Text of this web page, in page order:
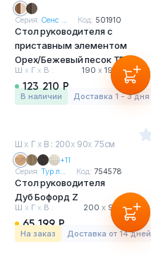
Серия: Сенс ... Код: 501910
Стол руководителя с
приставным элементом
Орех/Бежевый песок ТВР
Ш х Г х В : 190 х190 х76 см
123 210 Р
в наличии Доставка 1 - 3 дня
Ш х Г х В : 200х 90х 75см
+11
Серия:Тур л... Код: 754578
Стол руководителя
Дуб Бофорд Z
Ш х Г х В : 200 х90 х75 см
65 199 Р
На заказ Доставка от 14 дней